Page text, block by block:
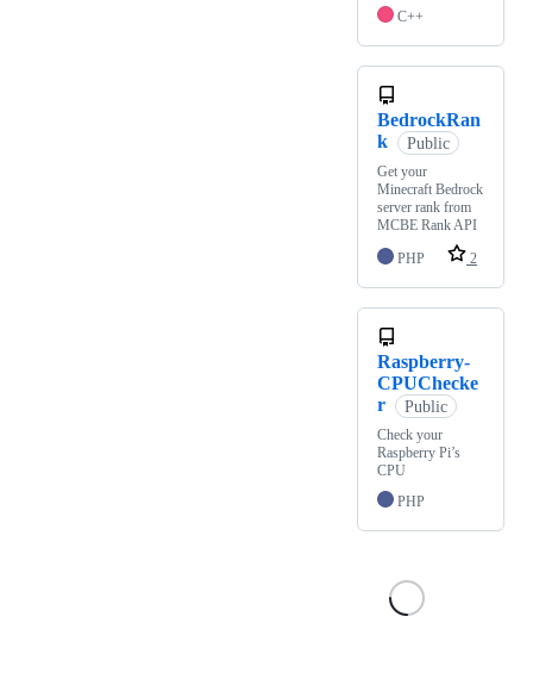
C++
BedrockRan
k
Public
Get your
Minecraft Bedrock
server rank from
MCBE Rank API
PHP
2
Raspberry-
CPUChecke
r
Public
Check your
Raspberry Pi’s
CPU
PHP